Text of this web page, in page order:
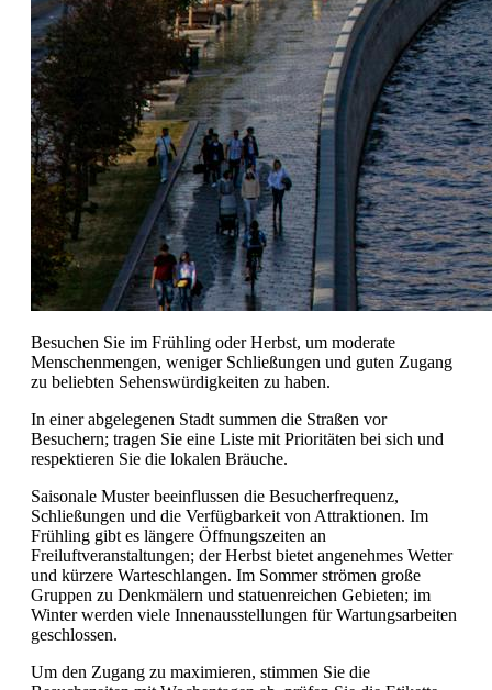
Besuchen Sie im Frühling oder Herbst, um moderate
Menschenmengen, weniger Schließungen und guten Zugang
zu beliebten Sehenswürdigkeiten zu haben.
In einer abgelegenen Stadt summen die Straßen vor
Besuchern; tragen Sie eine Liste mit Prioritäten bei sich und
respektieren Sie die lokalen Bräuche.
Saisonale Muster beeinflussen die Besucherfrequenz,
Schließungen und die Verfügbarkeit von Attraktionen. Im
Frühling gibt es längere Öffnungszeiten an
Freiluftveranstaltungen; der Herbst bietet angenehmes Wetter
und kürzere Warteschlangen. Im Sommer strömen große
Gruppen zu Denkmälern und statuenreichen Gebieten; im
Winter werden viele Innenausstellungen für Wartungsarbeiten
geschlossen.
Um den Zugang zu maximieren, stimmen Sie die